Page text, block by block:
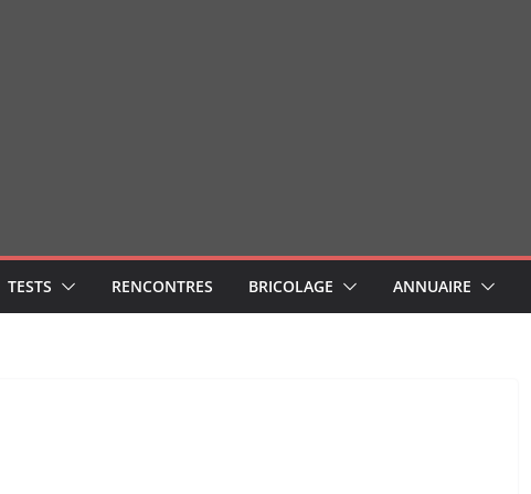
TESTS RENCONTRES BRICOLAGE ANNUAIRE